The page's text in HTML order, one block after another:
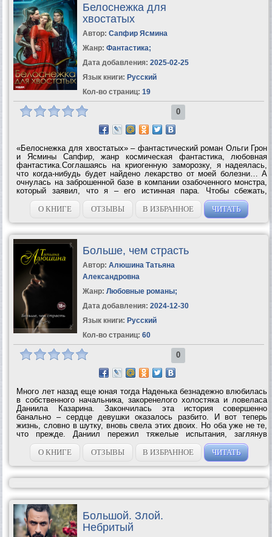
Белоснежка для
хвостатых
Автор: Сапфир Ясмина
Жанр: Фантастика;
Дата добавления: 2025-02-25
Язык книги: Русский
Кол-во страниц: 19
0
«Белоснежка для хвостатых» – фантастический роман Ольги Грон
и Ясмины Сапфир, жанр космическая фантастика, любовная
фантастика.Соглашаясь на криогенную заморозку, я надеялась,
что когда-нибудь будет найдено лекарство от моей болезни… А
очнулась на заброшенной базе в компании озабоченного монстра,
который заявил, что я – его истинная пара. Чтобы сбежать,
пришлось угнать его звездолет.Вот только корабль оказался
ценным...О КНИГЕ ОТЗЫВЫ В ИЗБРАННОЕ ЧИТАТЬ
Больше, чем страсть
Автор: Алюшина Татьяна
Александровна
Жанр: Любовные романы;
Дата добавления: 2024-12-30
Язык книги: Русский
Кол-во страниц: 60
0
Много лет назад еще юная тогда Наденька безнадежно влюбилась
в собственного начальника, закоренелого холостяка и ловеласа
Даниила Казарина. Закончилась эта история совершенно
банально – сердце девушки оказалось разбито. И вот теперь
жизнь, словно в шутку, вновь свела этих двоих. Но оба уже не те,
что прежде. Даниил пережил тяжелые испытания, заглянув
за грань жизни и смерти, а Надя приобрела светский лоск и,
похоже,...О КНИГЕ ОТЗЫВЫ В ИЗБРАННОЕ ЧИТАТЬ
Большой. Злой.
Небритый